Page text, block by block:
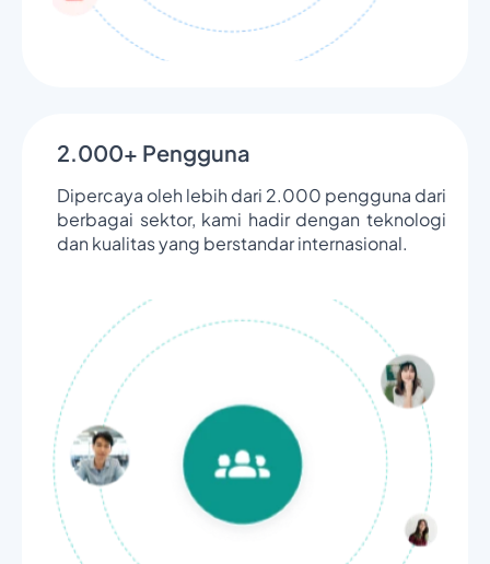
2.000+ Pengguna
Dipercaya oleh lebih dari 2.000 pengguna dari
berbagai sektor, kami hadir dengan teknologi
dan kualitas yang berstandar internasional.